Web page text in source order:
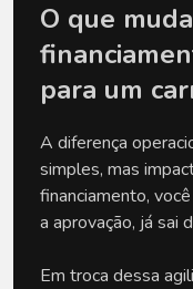
O que
para um
A diferença
simples, mas
financiamento,
a aprovação, já sai
Em troca dessa